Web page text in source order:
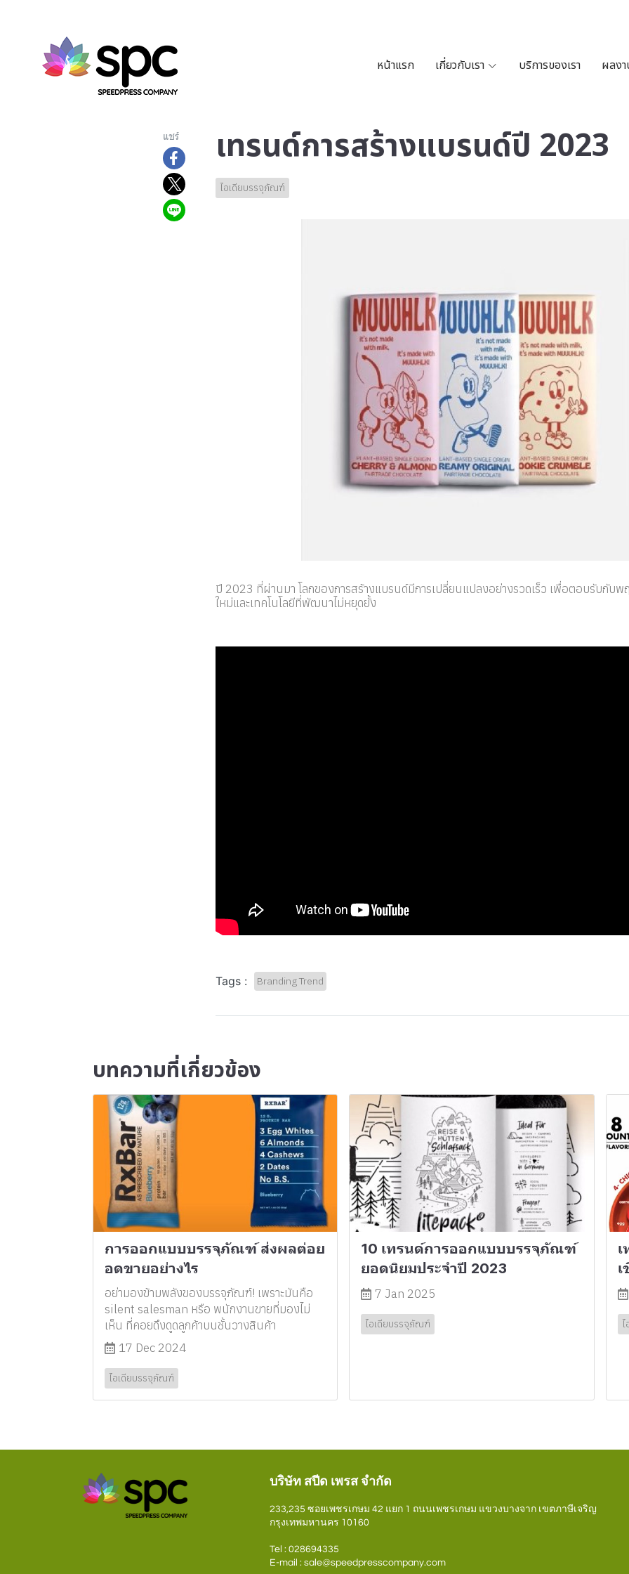
หน้าแรก เกี่ยวกับเรา บริการของเรา ผลง
แชร์ เทรนด์การสร้างแบรนด์ปี 2023
ไอเดียบรรจุภัณฑ์
ปี 2023 ที่ผ่านมา โลกของการสร้างแบรนด์มีการเปลี่ยนแปลงอย่างรวดเร็ว เพื่อตอบรับกับ
ใหม่และเทคโนโลยีที่พัฒนาไม่หยุดยั้ง
Tags : Branding Trend
บทความที่เกี่ยวข้อง
การออกแบบบรรจุภัณฑ์ ส่งผลต่อย
อดขายอย่างไร
อย่ามองข้ามพลังของบรรจุภัณฑ์! เพราะมันคือ
silent salesman หรือ พนักงานขายที่มองไม่
เห็น ที่คอยดึงดูดลูกค้าบนชั้นวางสินค้า
17 Dec 2024
ไอเดียบรรจุภัณฑ์
10 เทรนด์การออกแบบบรรจุภัณฑ์
ยอดนิยมประจำปี 2023
7 Jan 2025
ไอเดียบรรจุภัณฑ์
บริษัท สปีด เพรส จำกัด
233,235 ซอยเพชรเกษม 42 แยก 1 ถนนเพชรเกษม แขวงบางจาก เขตภาษีเจริญ
กรุงเทพมหานคร 10160
Tel : 028694335
E-mail : sale@speedpresscompany.com